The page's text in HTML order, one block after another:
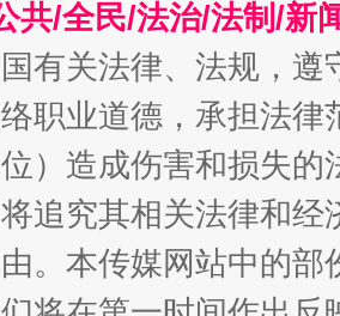
五大"原罪" "
共/全民/法治/法制/新
有关法律、法规，
职业道德，承担法
）造成伤害和损失
追究其相关法律和
。本传媒网站中的